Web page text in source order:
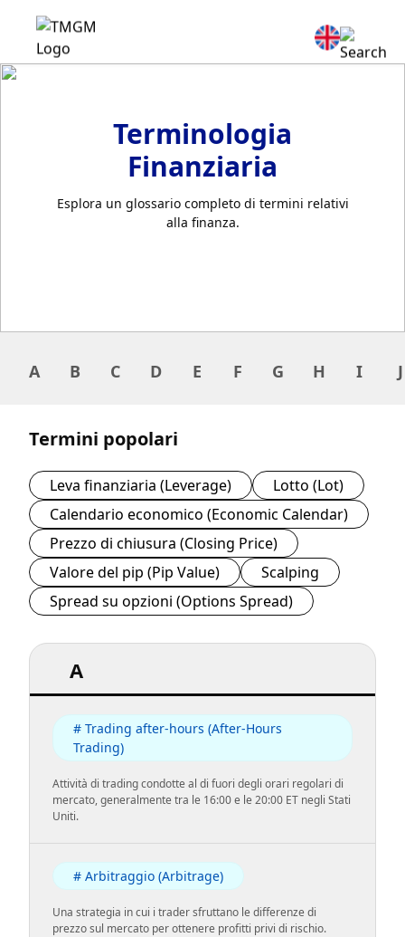
Terminologia
Finanziaria
Esplora un glossario completo di termini relativi
alla finanza.
A B C D E F G H I J
Termini popolari
Leva finanziaria (Leverage)
Lotto (Lot)
Calendario economico (Economic Calendar)
Prezzo di chiusura (Closing Price)
Valore del pip (Pip Value)
Scalping
Spread su opzioni (Options Spread)
A
# Trading after-hours (After-Hours
Trading)
Attività di trading condotte al di fuori degli orari regolari di
mercato, generalmente tra le 16:00 e le 20:00 ET negli Stati
Uniti.
# Arbitraggio (Arbitrage)
Una strategia in cui i trader sfruttano le differenze di
prezzo sul mercato per ottenere profitti privi di rischio.